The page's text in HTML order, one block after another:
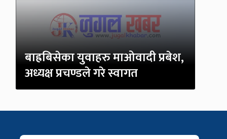
बाह्रबिसेका युवाहरु माओवादी प्रबेश,
अध्यक्ष प्रचण्डले गरे स्वागत